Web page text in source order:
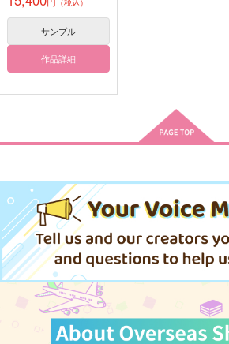
声には出せない
1,572円（税込）
ダミアン×アーニャ
サンプル
作品詳細
ナイショでつきあって
ダミアン×アーニャ
サンプル
作品詳細
初回数量限定版 DVD
（税込）
サンプル
作品詳細